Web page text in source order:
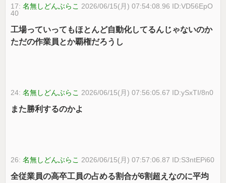
17:名無しどんぶらこ 2026/06/15(月) 07:54:08.96 ID:VD56EpO
40
工場っていってもほとんど自動化してるんじゃないのか
ただの作業員とか覇権だろうし
24:名無しどんぶらこ 2026/06/15(月) 07:56:05.67 ID:ySxTI/8n0
また勝利するのかよ
26:名無しどんぶらこ 2026/06/15(月) 07:57:06.87 ID:S3ntEPi60
全従業員の高卒工員の占める割合が6割超えなのに平均